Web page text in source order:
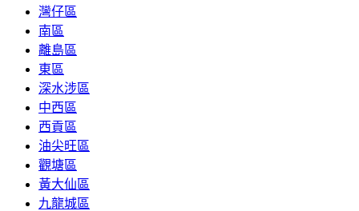
灣仔區
南區
離島區
東區
深水涉區
中西區
西貢區
油尖旺區
觀塘區
黃大仙區
九龍城區